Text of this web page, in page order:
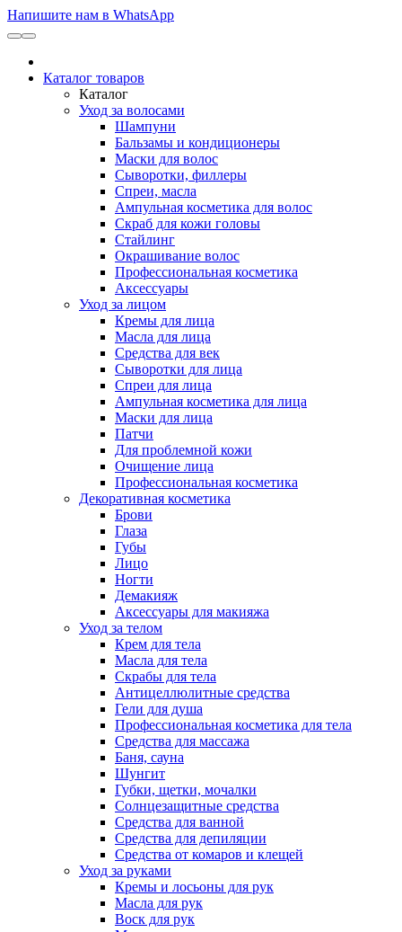
Напишите нам в WhatsApp
Каталог товаров
Каталог
Уход за волосами
Шампуни
Бальзамы и кондиционеры
Маски для волос
Сыворотки, филлеры
Спреи, масла
Ампульная косметика для волос
Скраб для кожи головы
Стайлинг
Окрашивание волос
Профессиональная косметика
Аксессуары
Уход за лицом
Кремы для лица
Масла для лица
Средства для век
Сыворотки для лица
Спреи для лица
Ампульная косметика для лица
Маски для лица
Патчи
Для проблемной кожи
Очищение лица
Профессиональная косметика
Декоративная косметика
Брови
Глаза
Губы
Лицо
Ногти
Демакияж
Аксессуары для макияжа
Уход за телом
Крем для тела
Масла для тела
Скрабы для тела
Антицеллюлитные средства
Гели для душа
Профессиональная косметика для тела
Средства для массажа
Баня, сауна
Шунгит
Губки, щетки, мочалки
Солнцезащитные средства
Средства для ванной
Средства для депиляции
Средства от комаров и клещей
Уход за руками
Кремы и лосьоны для рук
Масла для рук
Воск для рук